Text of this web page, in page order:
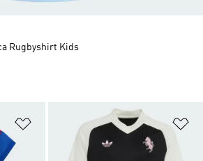
Op verlanglijst zetten
Rugbyshirt Kids